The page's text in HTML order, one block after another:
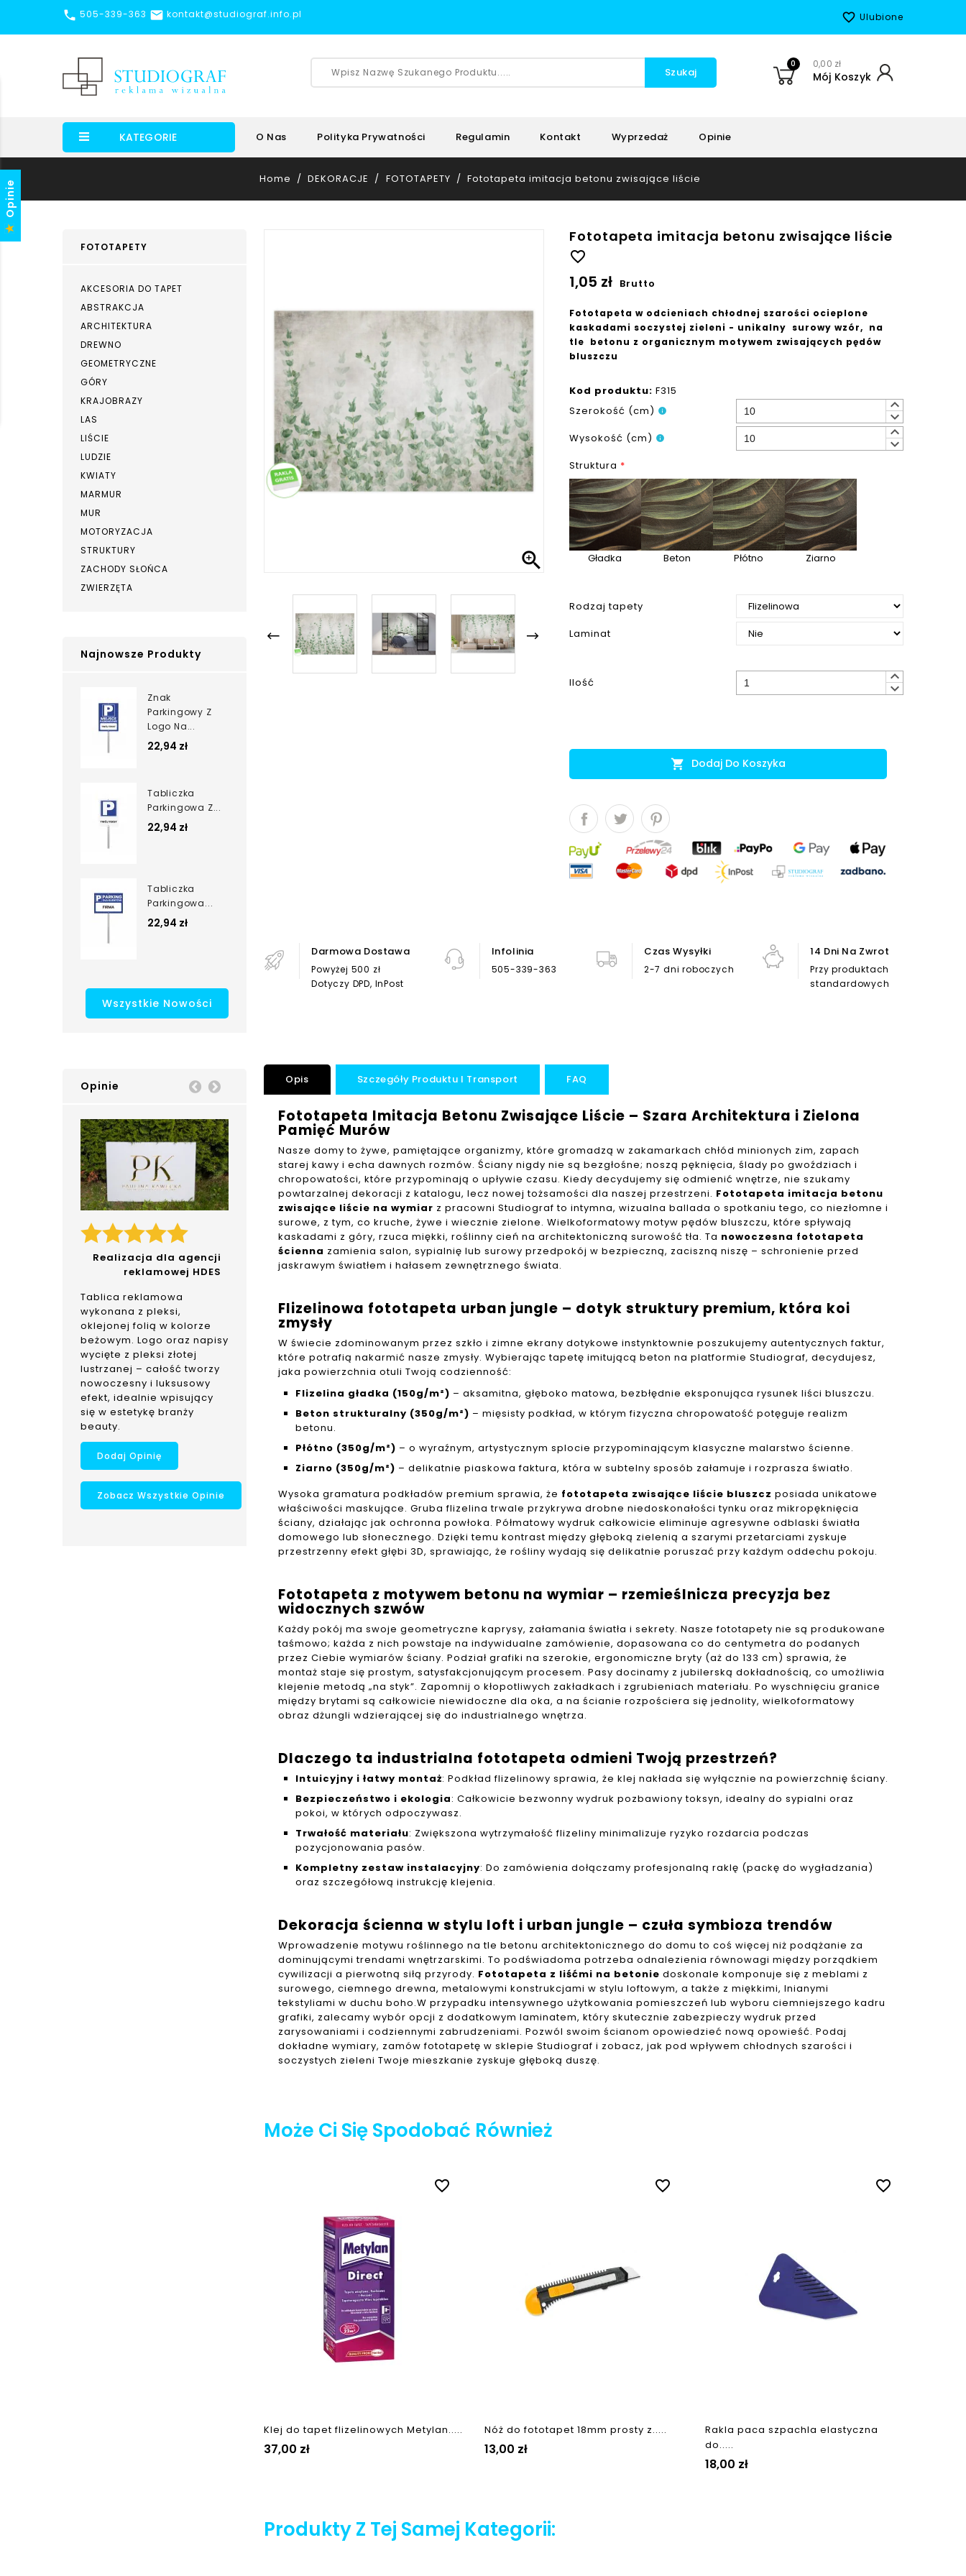
 505-339-363  kontakt@studiograf.info.pl favorite_border Ulubione
Szukaj
0 0,00 zł
Mój Koszyk
KATEGORIE O Nas Polityka Prywatności Regulamin Kontakt Wyprzedaż Opinie
Home DEKORACJE FOTOTAPETY Fototapeta imitacja betonu zwisające liście
FOTOTAPETY
AKCESORIA DO TAPET
ABSTRAKCJA
ARCHITEKTURA
DREWNO
GEOMETRYCZNE
GÓRY
KRAJOBRAZY
LAS
LIŚCIE
LUDZIE
KWIATY
MARMUR
MUR
MOTORYZACJA
STRUKTURY
ZACHODY SŁOŃCA
ZWIERZĘTA
Najnowsze Produkty
Znak
Parkingowy Z
Logo Na...
22,94 zł
Tabliczka
Parkingowa Z...
22,94 zł
Tabliczka
Parkingowa...
22,94 zł
Wszystkie Nowości
Opinie
Realizacja dla agencji
reklamowej HDES
Tablica reklamowa
wykonana z pleksi,
oklejonej folią w kolorze
beżowym. Logo oraz napisy
wycięte z pleksi złotej
lustrzanej – całość tworzy
nowoczesny i luksusowy
efekt, idealnie wpisujący
się w estetykę branży
beauty.
Prev
Dodaj Opinię
Zobacz Wszystkie Opinie

Fototapeta imitacja betonu zwisające liście
favorite_border
1,05 zł Brutto
Fototapeta w odcieniach chłodnej szarości ocieplone
kaskadami soczystej zieleni - unikalny surowy wzór, na
tle betonu z organicznym motywem zwisających pędów
bluszczu
Kod produktu: F315
Szerokość (cm) info keyboard_arrow_up
keyboard_arrow_down
Wysokość (cm) info keyboard_arrow_up
keyboard_arrow_down
Struktura *
Gładka Beton Płótno Ziarno
Rodzaj tapety
Laminat
Ilość keyboard_arrow_up
keyboard_arrow_down
 Dodaj Do Koszyka
Darmowa Dostawa
Powyżej 500 zł
Dotyczy DPD, InPost
Infolinia
505-339-363
Czas Wysyłki
2-7 dni roboczych
14 Dni Na Zwrot
Przy produktach
standardowych
Opis Szczegóły Produktu I Transport FAQ
Fototapeta Imitacja Betonu Zwisające Liście – Szara Architektura i Zielona
Pamięć Murów
Nasze domy to żywe, pamiętające organizmy, które gromadzą w zakamarkach chłód minionych zim, zapach
starej kawy i echa dawnych rozmów. Ściany nigdy nie są bezgłośne; noszą pęknięcia, ślady po gwoździach i
chropowatości, które przypominają o upływie czasu. Kiedy decydujemy się odmienić wnętrze, nie szukamy
powtarzalnej dekoracji z katalogu, lecz nowej tożsamości dla naszej przestrzeni. Fototapeta imitacja betonu
zwisające liście na wymiar z pracowni Studiograf to intymna, wizualna ballada o spotkaniu tego, co niezłomne i
surowe, z tym, co kruche, żywe i wiecznie zielone. Wielkoformatowy motyw pędów bluszczu, które spływają
kaskadami z góry, rzuca miękki, roślinny cień na architektoniczną surowość tła. Ta nowoczesna fototapeta
ścienna zamienia salon, sypialnię lub surowy przedpokój w bezpieczną, zaciszną niszę – schronienie przed
jaskrawym światłem i hałasem zewnętrznego świata.
Flizelinowa fototapeta urban jungle – dotyk struktury premium, która koi
zmysły
W świecie zdominowanym przez szkło i zimne ekrany dotykowe instynktownie poszukujemy autentycznych faktur,
które potrafią nakarmić nasze zmysły. Wybierając tapetę imitującą beton na platformie Studiograf, decydujesz,
jaka powierzchnia otuli Twoją codzienność:
Flizelina gładka (150g/m²) – aksamitna, głęboko matowa, bezbłędnie eksponująca rysunek liści bluszczu.
Beton strukturalny (350g/m²) – mięsisty podkład, w którym fizyczna chropowatość potęguje realizm
betonu.
Płótno (350g/m²) – o wyraźnym, artystycznym splocie przypominającym klasyczne malarstwo ścienne.
Ziarno (350g/m²) – delikatnie piaskowa faktura, która w subtelny sposób załamuje i rozprasza światło.
Wysoka gramatura podkładów premium sprawia, że fototapeta zwisające liście bluszcz posiada unikatowe
właściwości maskujące. Gruba flizelina trwale przykrywa drobne niedoskonałości tynku oraz mikropęknięcia
ściany, działając jak ochronna powłoka. Półmatowy wydruk całkowicie eliminuje agresywne odblaski światła
domowego lub słonecznego. Dzięki temu kontrast między głęboką zielenią a szarymi przetarciami zyskuje
przestrzenny efekt głębi 3D, sprawiając, że rośliny wydają się delikatnie poruszać przy każdym oddechu pokoju.
Fototapeta z motywem betonu na wymiar – rzemieślnicza precyzja bez
widocznych szwów
Każdy pokój ma swoje geometryczne kaprysy, załamania światła i sekrety. Nasze fototapety nie są produkowane
taśmowo; każda z nich powstaje na indywidualne zamówienie, dopasowana co do centymetra do podanych
przez Ciebie wymiarów ściany. Podział grafiki na szerokie, ergonomiczne bryty (aż do 133 cm) sprawia, że
montaż staje się prostym, satysfakcjonującym procesem. Pasy docinamy z jubilerską dokładnością, co umożliwia
klejenie metodą „na styk”. Zapomnij o kłopotliwych zakładkach i zgrubieniach materiału. Po wyschnięciu granice
między brytami są całkowicie niewidoczne dla oka, a na ścianie rozpościera się jednolity, wielkoformatowy
obraz dżungli wdzierającej się do industrialnego wnętrza.
Dlaczego ta industrialna fototapeta odmieni Twoją przestrzeń?
Intuicyjny i łatwy montaż: Podkład flizelinowy sprawia, że klej nakłada się wyłącznie na powierzchnię ściany.
Bezpieczeństwo i ekologia: Całkowicie bezwonny wydruk pozbawiony toksyn, idealny do sypialni oraz
pokoi, w których odpoczywasz.
Trwałość materiału: Zwiększona wytrzymałość flizeliny minimalizuje ryzyko rozdarcia podczas
pozycjonowania pasów.
Kompletny zestaw instalacyjny: Do zamówienia dołączamy profesjonalną raklę (packę do wygładzania)
oraz szczegółową instrukcję klejenia.
Dekoracja ścienna w stylu loft i urban jungle – czuła symbioza trendów
Wprowadzenie motywu roślinnego na tle betonu architektonicznego do domu to coś więcej niż podążanie za
dominującymi trendami wnętrzarskimi. To podświadoma potrzeba odnalezienia równowagi między porządkiem
cywilizacji a pierwotną siłą przyrody. Fototapeta z liśćmi na betonie doskonale komponuje się z meblami z
surowego, ciemnego drewna, metalowymi konstrukcjami w stylu loftowym, a także z miękkimi, lnianymi
tekstyliami w duchu boho.W przypadku intensywnego użytkowania pomieszczeń lub wyboru ciemniejszego kadru
grafiki, zalecamy wybór opcji z dodatkowym laminatem, który skutecznie zabezpieczy wydruk przed
zarysowaniami i codziennymi zabrudzeniami. Pozwól swoim ścianom opowiedzieć nową opowieść. Podaj
dokładne wymiary, zamów fototapetę w sklepie Studiograf i zobacz, jak pod wpływem chłodnych szarości i
soczystych zieleni Twoje mieszkanie zyskuje głęboką duszę.
Może Ci Się Spodobać Również
favorite_border
Klej do tapet flizelinowych Metylan.....
Cena
37,00 zł
favorite_border
Nóż do fototapet 18mm prosty z.....
Cena
13,00 zł
favorite_border
Rakla paca szpachla elastyczna
do.....
Cena
18,00 zł
Produkty Z Tej Samej Kategorii:
Opinie